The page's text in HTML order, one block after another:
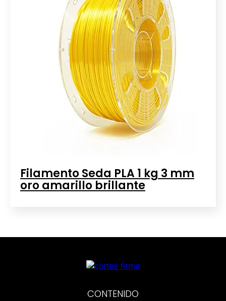
Filamento Seda PLA 1 kg 3 mm
oro amarillo brillante
CONTENIDO